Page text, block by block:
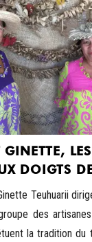
GINETTE,
DOIGTS
Teuhuarii
des
la tradition du